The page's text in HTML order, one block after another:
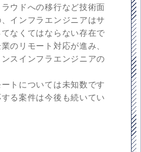
ウドへの移行など技術面
インフラエンジニアはサ
なくてはならない存在で
のリモート対応が進み、
スインフラエンジニアの
トについては未知数です
る案件は今後も続いてい